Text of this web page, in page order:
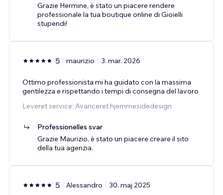
Grazie Hermine, è stato un piacere rendere
professionale la tua boutique online di Gioielli
stupendi!
5 maurizio 3. mar. 2026
Ottimo professionista mi ha guidato con la massima
gentilezza e rispettando i tempi di consegna del lavoro
Leveret service: Avanceret hjemmesidedesign
Professionelles svar
Grazie Maurizio, è stato un piacere creare il sito
della tua agenzia.
5 Alessandro 30. maj 2025